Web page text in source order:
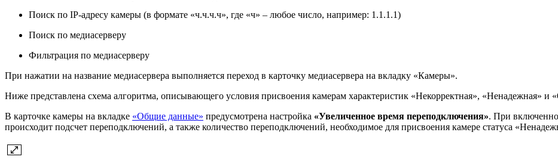
Поиск по IP-адресу камеры (в формате «ч.ч.ч.ч», где «ч» – любое число, например: 1.1.1.1)
Поиск по медиасерверу
Фильтрация по медиасерверу
При нажатии на название медиасервера выполняется переход в карточку медиасервера на вкладку «Камеры».
Ниже представлена схема алгоритма, описывающего условия присвоения камерам характеристик «Некорректная», «Ненадежная» и
В карточке камеры на вкладке «Общие данные» предусмотрена настройка «Увеличенное время переподключения». При
происходит подсчет переподключений, а также количество переподключений, необходимое для присвоения камере статуса